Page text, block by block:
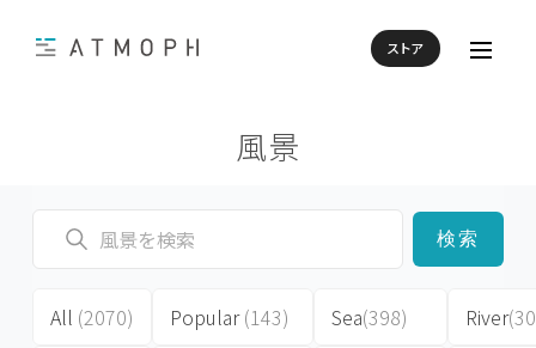
ストア
風景
検索
All (2070)
Popular(143)
Sea(398)
River